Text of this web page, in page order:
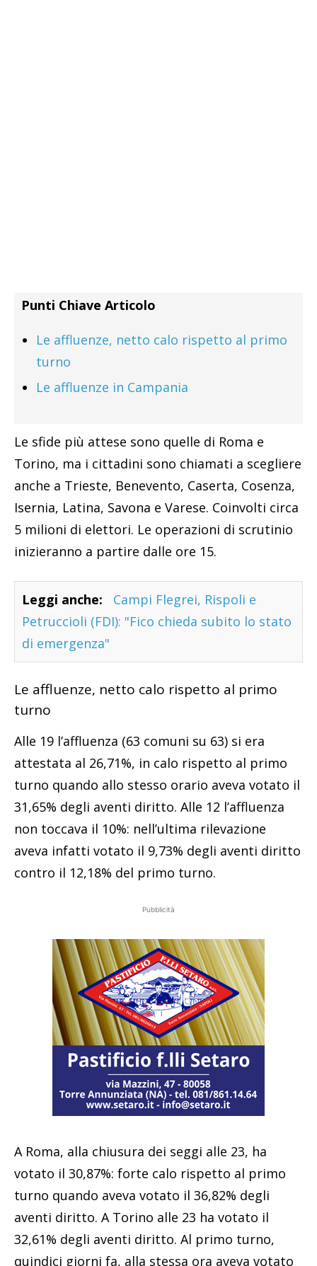
Punti Chiave Articolo
Le affluenze, netto calo rispetto al primo
turno
Le affluenze in Campania
Le sfide più attese sono quelle di Roma e
Torino, ma i cittadini sono chiamati a scegliere
anche a Trieste, Benevento, Caserta, Cosenza,
Isernia, Latina, Savona e Varese. Coinvolti circa
5 milioni di elettori. Le operazioni di scrutinio
inizieranno a partire dalle ore 15.
Leggi anche:
Campi Flegrei, Rispoli e
Petruccioli (FDI): "Fico chieda subito lo stato
di emergenza"
Le affluenze, netto calo rispetto al primo
turno
Alle 19 l’affluenza (63 comuni su 63) si era
attestata al 26,71%, in calo rispetto al primo
turno quando allo stesso orario aveva votato il
31,65% degli aventi diritto. Alle 12 l’affluenza
non toccava il 10%: nell’ultima rilevazione
aveva infatti votato il 9,73% degli aventi diritto
contro il 12,18% del primo turno.
Pubblicità
A Roma, alla chiusura dei seggi alle 23, ha
votato il 30,87%: forte calo rispetto al primo
turno quando aveva votato il 36,82% degli
aventi diritto. A Torino alle 23 ha votato il
32,61% degli aventi diritto. Al primo turno,
quindici giorni fa, alla stessa ora aveva votato